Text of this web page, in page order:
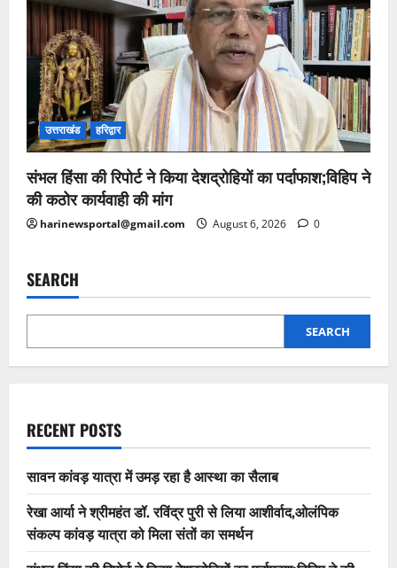
उत्तराखंड हरिद्वार
संभल हिंसा की रिपोर्ट ने किया देशद्रोहियों का पर्दाफाश;विहिप ने
की कठोर कार्यवाही की मांग
harinewsportal@gmail.com August 6, 2026 0
SEARCH
SEARCH
RECENT POSTS
सावन कांवड़ यात्रा में उमड़ रहा है आस्था का सैलाब
रेखा आर्या ने श्रीमहंत डॉ. रविंद्र पुरी से लिया आशीर्वाद,ओलंपिक
संकल्प कांवड़ यात्रा को मिला संतों का समर्थन